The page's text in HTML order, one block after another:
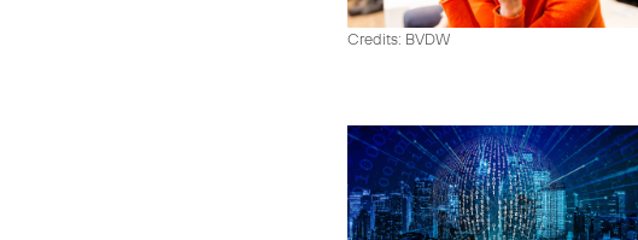
Credits: BVDW